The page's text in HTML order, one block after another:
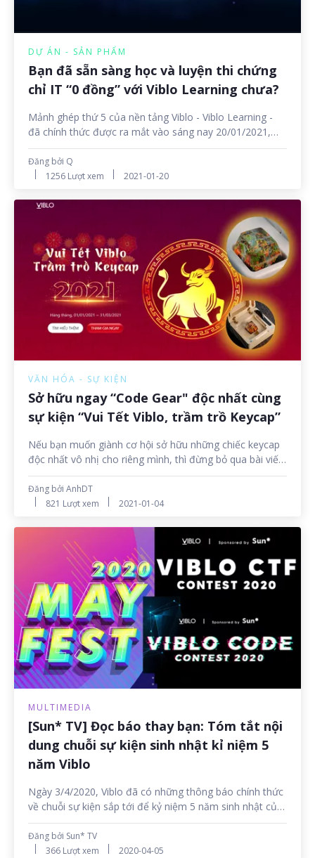
DỰ ÁN - SẢN PHẨM
Bạn đã sẵn sàng học và luyện thi chứng
chỉ IT “0 đồng” với Viblo Learning chưa?
Mảnh ghép thứ 5 của nền tảng Viblo - Viblo Learning -
đã chính thức được ra mắt vào sáng nay 20/01/2021,
đem đến cho cộng đồng IT một dịch vụ học tập và luyện
thi chứng chỉ có 1-0-2 với những tính năng thú vị. Cùng
khám phá mảnh ghép mới này ngay bây giờ nhé!
Đăng bởi Q
1256 Lượt xem
2021-01-20
VĂN HÓA - SỰ KIỆN
Sở hữu ngay “Code Gear" độc nhất cùng
sự kiện “Vui Tết Viblo, trầm trồ Keycap”
Nếu bạn muốn giành cơ hội sở hữu những chiếc keycap
độc nhất vô nhị cho riêng mình, thì đừng bỏ qua bài viết
với những thông tin vô cùng thú vị về sự kiện chào đón
năm mới của Viblo dưới đây nhé!
Đăng bởi AnhDT
821 Lượt xem
2021-01-04
MULTIMEDIA
[Sun* TV] Đọc báo thay bạn: Tóm tắt nội
dung chuỗi sự kiện sinh nhật kỉ niệm 5
năm Viblo
Ngày 3/4/2020, Viblo đã có những thông báo chính thức
về chuỗi sự kiện sắp tới để kỷ niệm 5 năm sinh nhật của
mình. Từ Viblo Code Contest, Viblo CTF Contest đến
Viblo May Fest, tất cả hứa hẹn sẽ đem đến một sân
chơi, học tập bổ ích cho cộng đồng IT Việt Nam. Hãy để
Đăng bởi Sun* TV
366 Lượt xem
2020-04-05